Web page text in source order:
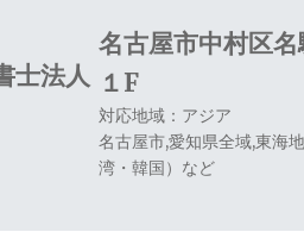
士法人
名古屋市中村区
１F
対応地域：アジア
名古屋市,愛知県全域,東海
湾・韓国）など